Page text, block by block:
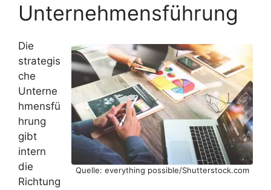
Unternehmensführung
Quelle: everything possible/Shutterstock.com
Die
strategis
che
Unterne
hmensfü
hrung
gibt
intern
die
Richtung